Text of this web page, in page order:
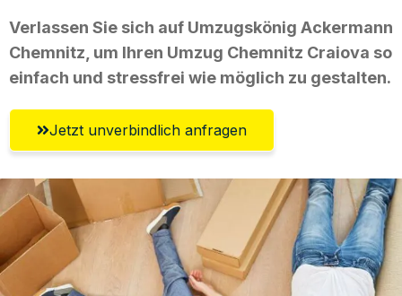
Verlassen Sie sich auf Umzugskönig Ackermann
Chemnitz, um Ihren Umzug Chemnitz Craiova so
einfach und stressfrei wie möglich zu gestalten.
Jetzt unverbindlich anfragen